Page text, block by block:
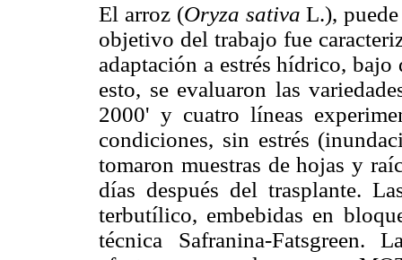
El arroz (Oryza sativaL.),
objetivo del trabajo fue
adaptación a estrés hídrico,
esto, se evaluaron las
2000' y cuatro líneas
condiciones, sin estrés
tomaron muestras de hojas y
días después del trasplante.
terbutílico, embebidas en
técnica Safranina-Fatsgreen.